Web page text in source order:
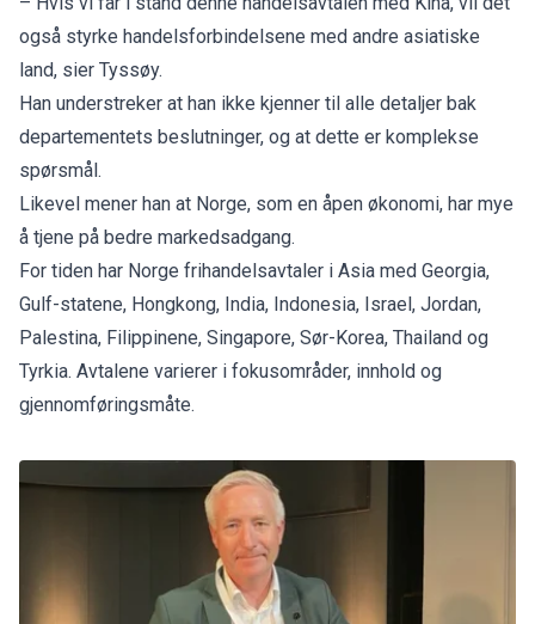
også styrke handelsforbindelsene med andre asiatiske
land, sier Tyssøy.
Han understreker at han ikke kjenner til alle detaljer bak
departementets beslutninger, og at dette er komplekse
spørsmål.
Likevel mener han at Norge, som en åpen økonomi, har mye
å tjene på bedre markedsadgang.
For tiden har Norge frihandelsavtaler i Asia med Georgia,
Gulf-statene, Hongkong, India, Indonesia, Israel, Jordan,
Palestina, Filippinene, Singapore, Sør-Korea, Thailand og
Tyrkia. Avtalene varierer i fokusområder, innhold og
gjennomføringsmåte.